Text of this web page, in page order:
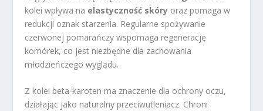
kolei wpływa na elastyczność skóry oraz pomaga w
redukcji oznak starzenia. Regularne spożywanie
czerwonej pomarańczy wspomaga regenerację
komórek, co jest niezbędne dla zachowania
młodzieńczego wyglądu.
Z kolei beta-karoten ma znaczenie dla ochrony oczu,
działając jako naturalny przeciwutleniacz. Chroni